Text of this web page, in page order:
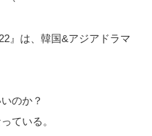
』は、韓国&アジアドラマ
のか？
ている。